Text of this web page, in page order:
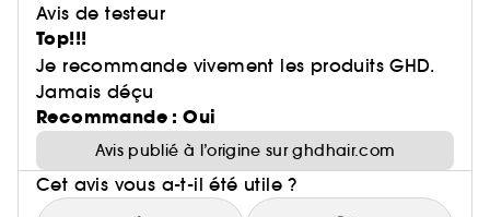
Avis de testeur
Top!!!
Je recommande vivement les produits GHD.
Jamais déçu
Recommande : Oui
Avis publié à l’origine sur ghdhair.com
Cet avis vous a-t-il été utile ?